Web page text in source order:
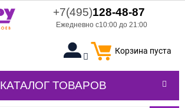
+7(495)128-48-87
Ежедневно с10:00 до 21:00
Корзина пуста
КАТАЛОГ ТОВАРОВ